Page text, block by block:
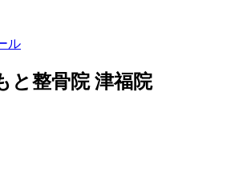
ル
と整骨院 津福院